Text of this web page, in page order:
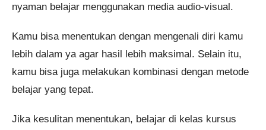
nyaman belajar menggunakan media audio-visual.
Kamu bisa menentukan dengan mengenali diri kamu
lebih dalam ya agar hasil lebih maksimal. Selain itu,
kamu bisa juga melakukan kombinasi dengan metode
belajar yang tepat.
Jika kesulitan menentukan, belajar di kelas kursus